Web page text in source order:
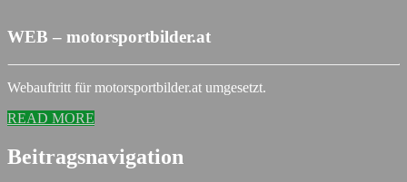
WEB – motorsportbilder.at
Webauftritt für motorsportbilder.at umgesetzt.
READ MORE
Beitragsnavigation